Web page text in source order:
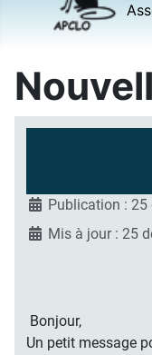
Publication : 25
Mis à jour : 25
Bonjour,
Un petit message